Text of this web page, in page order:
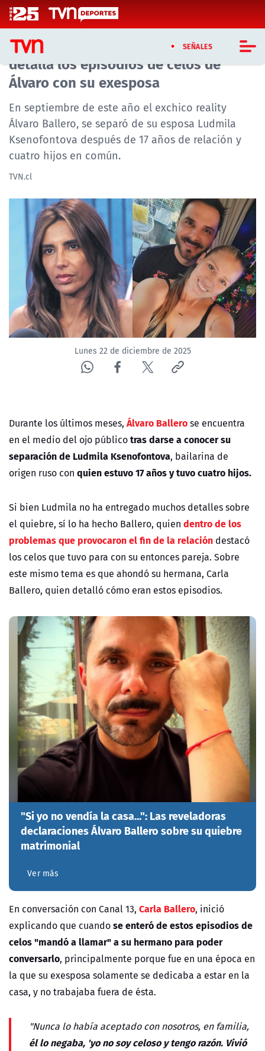
Click acá para ir directamente al contenido
SEÑALES
CASTING MASTERCHEF CHILE
CASTING TVN VERTICAL
TVN VERTICAL
TVN PLAY
PROGRAMAS
TELESERIES
NTV
ACTUALIDAD Y TENDENCIAS
CORPORATIVO Y TRANSPARENCIA
CANAL DE DENUNCIAS
"Era una psicopatía": Carla Ballero
detalla los episodios de celos de
Álvaro con su exesposa
En septiembre de este año el exchico reality
Álvaro Ballero, se separó de su esposa Ludmila
Ksenofontova después de 17 años de relación y
cuatro hijos en común.
TVN.cl
Lunes 22 de diciembre de 2025
Durante los últimos meses, Álvaro Ballerose encuentra
en el medio del ojo públicotras darse a conocer su
separación de Ludmila Ksenofontova, bailarina de
origen ruso con quien estuvo 17 años y tuvo cuatro hijos.
Si bien Ludmila no ha entregado muchos detalles sobre
el quiebre, sí lo ha hecho Ballero, quien dentro de los
problemas que provocaron el fin de la relación destacó
los celos que tuvo para con su entonces pareja. Sobre
este mismo tema es que ahondó su hermana, Carla
Ballero, quien detalló cómo eran estos episodios.
"Si yo no vendía la casa...": Las reveladoras
declaraciones Álvaro Ballero sobre su quiebre
matrimonial
Ver más
En conversación con Canal 13, Carla Ballero, inició
explicando que cuandose enteró de estos episodios de
celos "mandó a llamar" a su hermano para poder
conversarlo, principalmente porque fue en una época en
la que su exesposa solamente se dedicaba a estar en la
casa, y no trabajaba fuera de ésta.
"Nunca lo había aceptado con nosotros, en familia,
él lo negaba, 'yo no soy celoso y tengo razón. Vivió